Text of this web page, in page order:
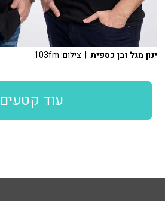
ינון מגל ובן כספית | צילום: 103fm
עוד קטעים